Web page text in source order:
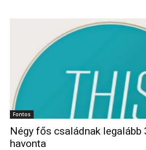
Fontos
Négy fős családnak legalább
havonta